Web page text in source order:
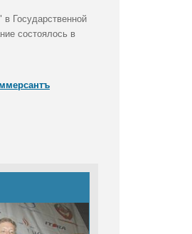
Государственной
состоялось в